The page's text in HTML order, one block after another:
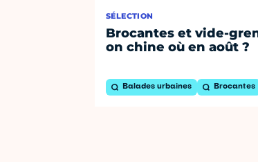
SÉLECTION
Brocantes et vide-
on chine où en août ?
Balades urbaines Brocantes